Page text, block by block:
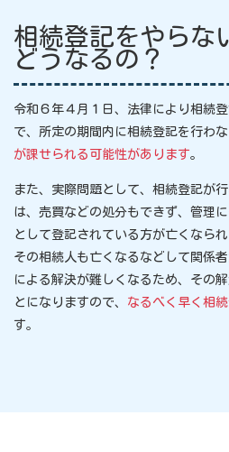
相続登記をやらな
どうなるの？
令和６年４月１日、法律により相続
で、所定の期間内に相続登記を行わな
が課せられる可能性があります。
また、実際問題として、相続登記が
は、売買などの処分もできず、管理
として登記されている方が亡くなら
その相続人も亡くなるなどして関係
による解決が難しくなるため、その
とになりますので、 なるべく早く相
す。